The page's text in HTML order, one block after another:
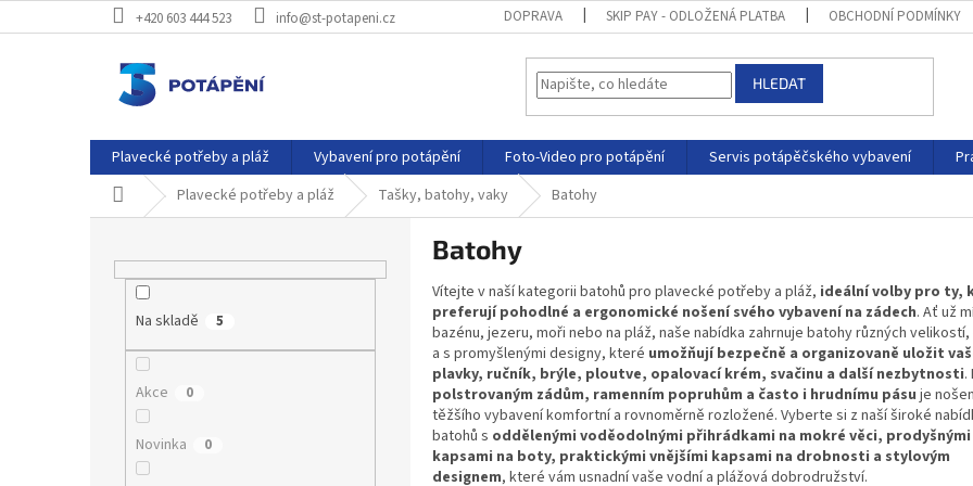
na
+420 603 444 523 info@st-potapeni.cz DOPRAVA SKIP PAY - ODLOŽENÁ PLATBA OBCHODNÍ PODMÍNKY
HLEDAT
Plavecké potřeby a pláž Vybavení pro potápění Foto-Video pro potápění Servis potápěčského vybavení
Domů Plavecké potřeby a pláž Tašky, batohy, vaky Batohy
Na skladě 5
Akce 0
Novinka 0
Batohy
Vítejte v naší kategorii batohů pro plavecké potřeby a pláž, ideální volby pro ty,
preferují pohodlné a ergonomické nošení svého vybavení na zádech. Ať už
bazénu, jezeru, moři nebo na pláž, naše nabídka zahrnuje batohy různých
a s promyšlenými designy, které umožňují bezpečně a organizovaně uložit
plavky, ručník, brýle, ploutve, opalovací krém, svačinu a další nezbytnosti.
polstrovaným zádům, ramenním popruhům a často i hrudnímu pásu je
těžšího vybavení komfortní a rovnoměrně rozložené. Vyberte si z naší široké
batohů s oddělenými voděodolnými přihrádkami na mokré věci, prodyšnými
kapsami na boty, praktickými vnějšími kapsami na drobnosti a stylovým
designem, které vám usnadní vaše vodní a plážová dobrodružství.